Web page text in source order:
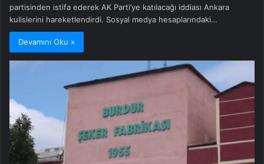
partisinden istifa ederek AK Parti’ye katılacağı iddiası Ankara
kulislerini hareketlendirdi. Sosyal medya hesaplarındaki…
Devamını Oku »